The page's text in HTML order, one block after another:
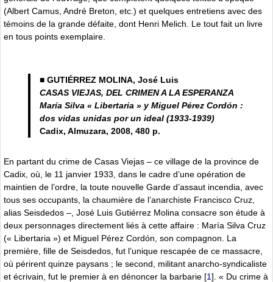
(Albert Camus, André Breton, etc.) et quelques entretiens avec des
témoins de la grande défaite, dont Henri Melich. Le tout fait un livre
en tous points exemplaire.
■ GUTIÉRREZ MOLINA, José Luis
CASAS VIEJAS, DEL CRIMEN A LA ESPERANZA
María Silva « Libertaria » y Miguel Pérez Cordón :
dos vidas unidas por un ideal (1933-1939)
Cadix, Almuzara, 2008, 480 p.
En partant du crime de Casas Viejas – ce village de la province de
Cadix, où, le 11 janvier 1933, dans le cadre d’une opération de
maintien de l’ordre, la toute nouvelle Garde d’assaut incendia, avec
tous ses occupants, la chaumière de l’anarchiste Francisco Cruz,
alias Seisdedos –, José Luis Gutiérrez Molina consacre son étude à
deux personnages directement liés à cette affaire : María Silva Cruz
(« Libertaria ») et Miguel Pérez Cordón, son compagnon. La
première, fille de Seisdedos, fut l’unique rescapée de ce massacre,
où périrent quinze paysans ; le second, militant anarcho-syndicaliste
et écrivain, fut le premier à en dénoncer la barbarie [1] . « Du crime à